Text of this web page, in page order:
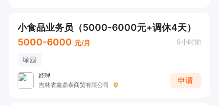
小食品业务员（5000-6000元+调休4天）
5000-6000 元/月 9小时前
绿园
经理
吉林省鑫鼎泰商贸有限公司
申请